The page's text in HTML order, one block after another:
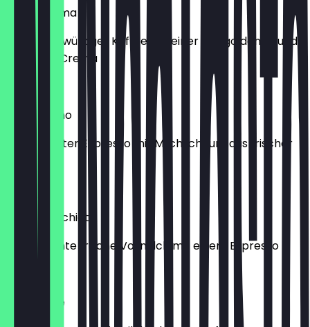
Caffè Crema
Ein kräftig würziger Kaffee mit einer zartgoldenen und
samtigen Crema
3,90 €
Cappuccino
Ein doppelter Espresso mit Milchschaum aus frischer
Vollmilch
4,90 €
Latte macchiato
Geschäumte frische Vollmilch mit einem Espresso
Caffè latte